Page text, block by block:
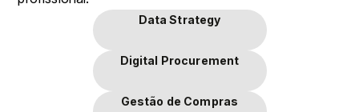
Data Strategy
Digital Procurement
Gestão de Compras